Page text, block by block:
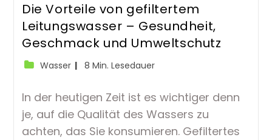
Die Vorteile von gefiltertem
Leitungswasser – Gesundheit,
Geschmack und Umweltschutz
Beitrags-
Wasser Lesedauer:
8 Min. Lesedauer
In der heutigen Zeit ist es wichtiger denn
je, auf die Qualität des Wassers zu
achten, das Sie konsumieren. Gefiltertes